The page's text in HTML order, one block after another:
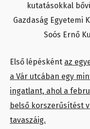
kutatásokkal
Gazdaság Egyetemi
Soós Ernő
Első lépésként az
a Vár utcában egy
ingatlant, ahol a
belső korszerűsítést
tavaszáig.